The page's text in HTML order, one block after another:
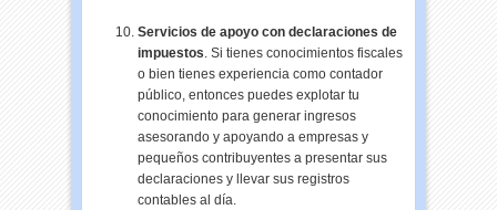
Servicios de apoyo con declaraciones de
impuestos. Si tienes conocimientos fiscales
o bien tienes experiencia como contador
público, entonces puedes explotar tu
conocimiento para generar ingresos
asesorando y apoyando a empresas y
pequeños contribuyentes a presentar sus
declaraciones y llevar sus registros
contables al día.